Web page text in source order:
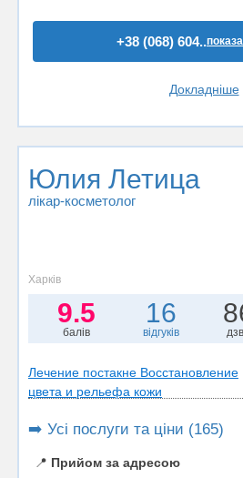
+38 (068) 604..
Докладніше
Юлия Летица
лікар-косметолог
Харків
9.5
балів
16
відгуків
Лечение постакне Восстановление
цвета и рельефа кожи
➡️ Усі послуги та ціни (165)
📍 Прийом за адресою